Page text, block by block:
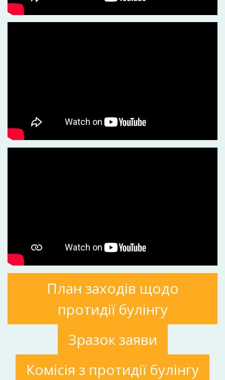
План заходів щодо
протидії булінгу
Зразок заяви
Комісія з протидії булінгу